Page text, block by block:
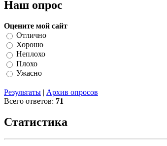
Наш опрос
Оцените мой сайт
Отлично
Хорошо
Неплохо
Плохо
Ужасно
Результаты | Архив опросов
Всего ответов: 71
Статистика